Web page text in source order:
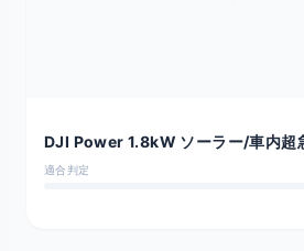
DJI Power 1.8kW ソーラー/車内超
適合判定